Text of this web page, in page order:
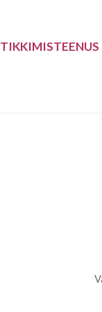
TIKKIMISTEENUS